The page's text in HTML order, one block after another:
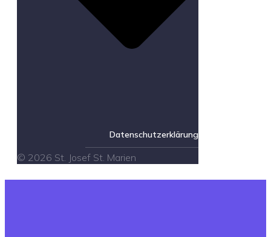
Datenschutzerklärung
© 2026 St. Josef St. Marien